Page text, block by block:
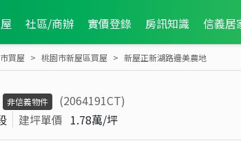
社區/商辦 實價登錄 房訊知識 信義居
買屋 桃園市新屋區買屋 新屋正新湖路邊美農地
非信義物件
(2064191CT)
建坪單價 1.78萬/坪